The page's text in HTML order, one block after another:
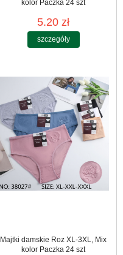
kolor Paczka 24 szt
5.20 zł
szczegóły
Majtki damskie Roz XL-3XL, Mix
kolor Paczka 24 szt